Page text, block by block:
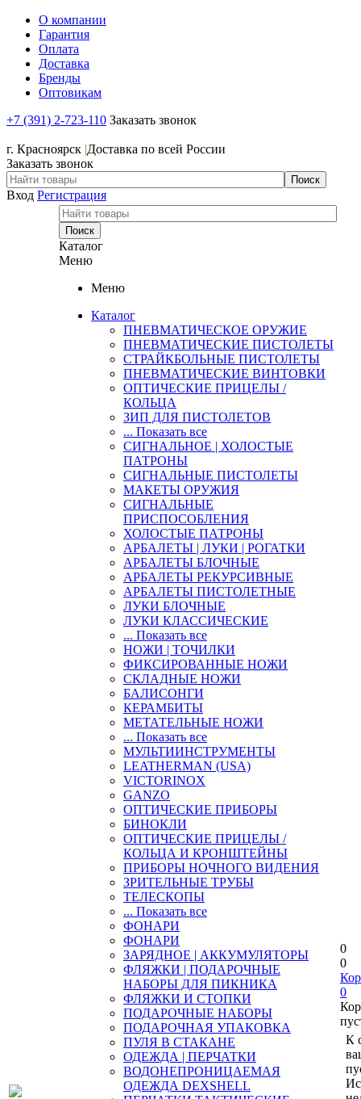
О компании
Гарантия
Оплата
Доставка
Бренды
Оптовикам
+7 (391) 2-723-110 Заказать звонок
г. Красноярск |Доставка по всей России
Заказать звонок
Вход Регистрация
Каталог
Меню
Меню
Каталог
ПНЕВМАТИЧЕСКОЕ ОРУЖИЕ
ПНЕВМАТИЧЕСКИЕ ПИСТОЛЕТЫ
СТРАЙКБОЛЬНЫЕ ПИСТОЛЕТЫ
ПНЕВМАТИЧЕСКИЕ ВИНТОВКИ
ОПТИЧЕСКИЕ ПРИЦЕЛЫ /
КОЛЬЦА
ЗИП ДЛЯ ПИСТОЛЕТОВ
... Показать все
СИГНАЛЬНОЕ | ХОЛОСТЫЕ
ПАТРОНЫ
СИГНАЛЬНЫЕ ПИСТОЛЕТЫ
МАКЕТЫ ОРУЖИЯ
СИГНАЛЬНЫЕ
ПРИСПОСОБЛЕНИЯ
ХОЛОСТЫЕ ПАТРОНЫ
АРБАЛЕТЫ | ЛУКИ | РОГАТКИ
АРБАЛЕТЫ БЛОЧНЫЕ
АРБАЛЕТЫ РЕКУРСИВНЫЕ
АРБАЛЕТЫ ПИСТОЛЕТНЫЕ
ЛУКИ БЛОЧНЫЕ
ЛУКИ КЛАССИЧЕСКИЕ
... Показать все
НОЖИ | ТОЧИЛКИ
ФИКСИРОВАННЫЕ НОЖИ
СКЛАДНЫЕ НОЖИ
БАЛИСОНГИ
КЕРАМБИТЫ
МЕТАТЕЛЬНЫЕ НОЖИ
... Показать все
МУЛЬТИИНСТРУМЕНТЫ
LEATHERMAN (USA)
VICTORINOX
GANZO
ОПТИЧЕСКИЕ ПРИБОРЫ
БИНОКЛИ
ОПТИЧЕСКИЕ ПРИЦЕЛЫ /
КОЛЬЦА И КРОНШТЕЙНЫ
ПРИБОРЫ НОЧНОГО ВИДЕНИЯ
ЗРИТЕЛЬНЫЕ ТРУБЫ
ТЕЛЕСКОПЫ
... Показать все
ФОНАРИ
ФОНАРИ
ЗАРЯДНОЕ | АККУМУЛЯТОРЫ
ФЛЯЖКИ | ПОДАРОЧНЫЕ
НАБОРЫ ДЛЯ ПИКНИКА
ФЛЯЖКИ И СТОПКИ
ПОДАРОЧНЫЕ НАБОРЫ
ПОДАРОЧНАЯ УПАКОВКА
ПУЛЯ В СТАКАНЕ
ОДЕЖДА | ПЕРЧАТКИ
ВОДОНЕПРОНИЦАЕМАЯ
ОДЕЖДА DEXSHELL
0
0
0
К